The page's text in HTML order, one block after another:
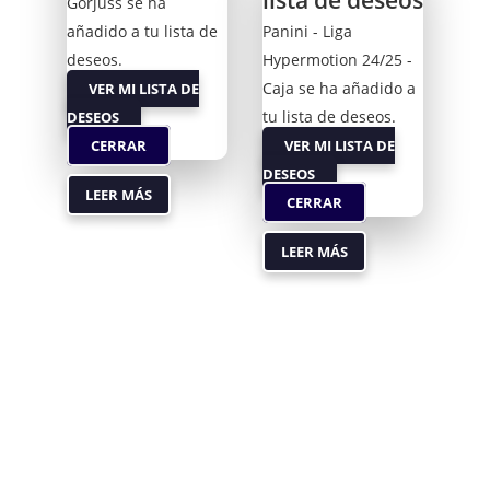
añadido a tu lista de
deseos.
VER MI LISTA DE
DESEOS
CERRAR
LEER MÁS
Panini - Liga
Hypermotion 24/25 -
Caja se ha añadido a
tu lista de deseos.
VER MI LISTA DE
DESEOS
CERRAR
LEER MÁS